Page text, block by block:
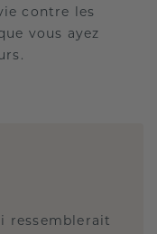
contre les
vous ayez
ressemblerait